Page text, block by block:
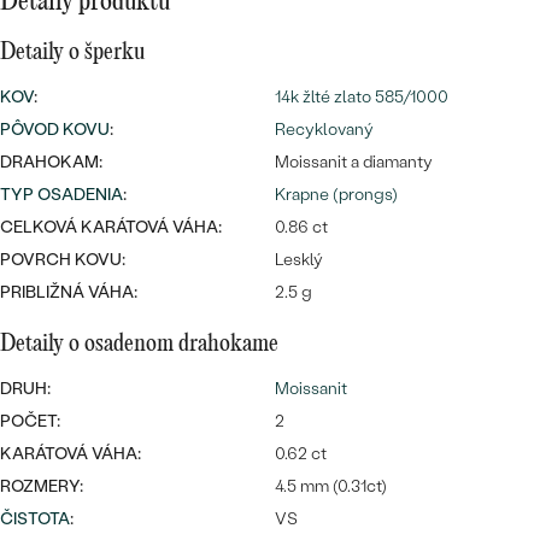
Wave kolekcia
PODĽA TVARU DRAHOKAMU
DIAMANTY
náušnice
Personalizované
prívesky
Najpredávanejšie
prstene
PREZRIEŤ
Detaily o šperku
KOV:
14k žlté zlato 585/1000
PÔVOD KOVU:
Recyklovaný
DRAHOKAM:
Moissanit a diamanty
TYP OSADENIA:
Krapne (prongs)
CELKOVÁ KARÁTOVÁ VÁHA:
0.86 ct
POVRCH KOVU:
Lesklý
PRIBLIŽNÁ VÁHA:
2.5 g
Detaily o osadenom drahokame
DRUH:
Moissanit
POČET:
2
KARÁTOVÁ VÁHA:
0.62 ct
ROZMERY:
4.5 mm (0.31ct)
ČISTOTA:
VS